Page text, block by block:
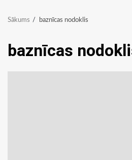
Sākums baznīcas nodoklis
baznīcas